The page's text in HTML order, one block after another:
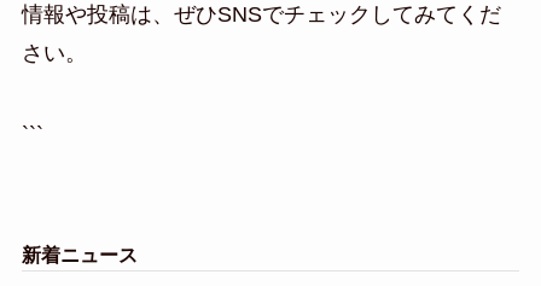
情報や投稿は、ぜひSNSでチェックしてみてくだ
さい。
```
新着ニュース